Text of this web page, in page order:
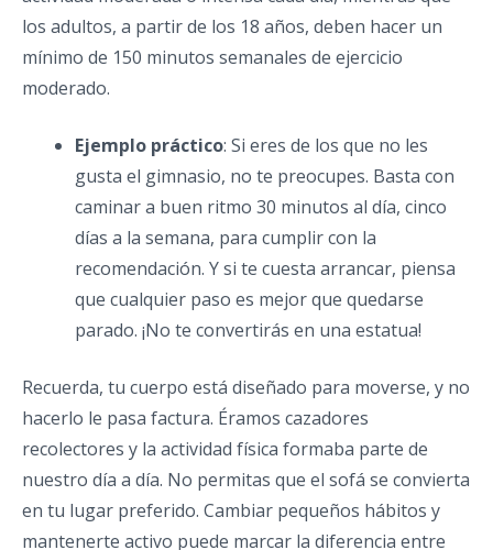
los adultos, a partir de los 18 años, deben hacer un
mínimo de 150 minutos semanales de ejercicio
moderado.
Ejemplo práctico: Si eres de los que no les
gusta el gimnasio, no te preocupes. Basta con
caminar a buen ritmo 30 minutos al día, cinco
días a la semana, para cumplir con la
recomendación. Y si te cuesta arrancar, piensa
que cualquier paso es mejor que quedarse
parado. ¡No te convertirás en una estatua!
Recuerda, tu cuerpo está diseñado para moverse, y no
hacerlo le pasa factura. Éramos cazadores
recolectores y la actividad física formaba parte de
nuestro día a día. No permitas que el sofá se convierta
en tu lugar preferido. Cambiar pequeños hábitos y
mantenerte activo puede marcar la diferencia entre